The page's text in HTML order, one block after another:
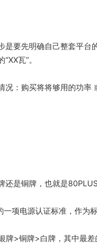
是要先明确自己整套平台
瓦”。
况：购买将将够用的功
还是铜牌，也就是80PLUS
项电源认证标准，作为
>铜牌>白牌，其中最差